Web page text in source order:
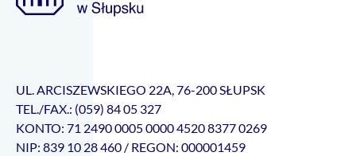
UL. ARCISZEWSKIEGO 22A, 76-200 SŁUPSK
TEL./FAX.: (059) 84 05 327
KONTO: 71 2490 0005 0000 4520 8377 0269
NIP: 839 10 28 460 / REGON: 000001459